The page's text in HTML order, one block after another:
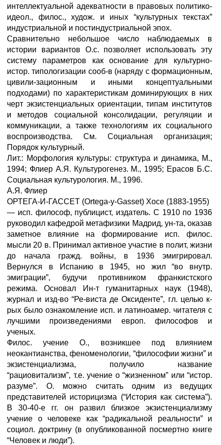
интеллектуальной адекватности в правовых политико-
идеол., филос., худож. и иных “культурных текстах”
индустриальной и постиндустриальной эпох.
Сравнительно небольшое число наблюдаемых в
истории вариантов О.с. позволяет использовать эту
систему параметров как основание для культурно-
истор. типологизации сооб-в (наряду с формационным,
цивили-зационным и иными концептуальными
подходами) по характеристикам доминирующих в них
черт экзистенциальных ориентации, типам институтов
и методов социальной консолидации, регуляции и
коммуникации, а также технологиям их социального
воспроизводства. См. Социальная организация;
Порядок культурный.
Лит.: Морфология культуры: структура и динамика, М.,
1994; Флиер А.Я. Культурогенез. М., 1995; Ерасов Б.С.
Социальная культурология. М., 1996.
А.Я. Флиер
ОРТЕГА-И-ГАССЕТ (Ortega-y-Gasset) Xoce (1883-1955)
— исп. философ, публицист, издатель. С 1910 по 1936
руководил кафедрой метафизики Мадрид, ун-та, оказав
заметное влияние на формирование исп. филос.
мысли 20 в. Принимал активное участие в полит, жизни
до начала гражд. войны, в 1936 эмигрировал.
Вернулся в Испанию в 1945, но жил “во внутр.
эмиграции”, будучи противником франкистского
режима. Основал Ин-т гуманитарных наук (1948),
журнал и изд-во “Ре-виста де Оксиденте”, гл. целью к-
рых было ознакомление исп. и латиноамер. читателя с
лучшими произведениями европ. философов и
ученых.
Филос. учение О., возникшее под влиянием
неокантианства, феноменологии, “философии жизни” и
экзистенциализма, получило название
“рациовитализм”, т.е. учение о “жизненном” или “истор.
разуме”. О. можно считать одним из ведущих
представителей историцизма (“История как система”).
В 30-40-е гг. он развил близкое экзистенциализму
учение о человеке как “радикальной реальности” и
социол. доктрину (в опубликованной посмертно книге
“Человек и люди”).